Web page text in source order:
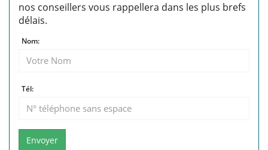
nos conseillers vous rappellera dans les plus brefs
délais.
Nom:
Tél:
Envoyer